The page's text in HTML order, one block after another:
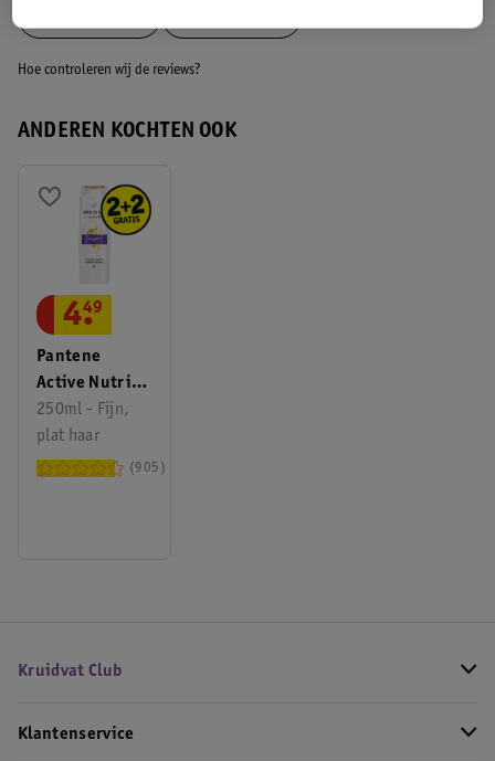
Hoe controleren wij de reviews?
ANDEREN KOCHTEN OOK
Pantene
Active Nutri-
Plex Pro-V
Volume & Body
Shampoo
250ml - Fijn,
plat haar
4.
49
905
Kruidvat Club
Klantenservice